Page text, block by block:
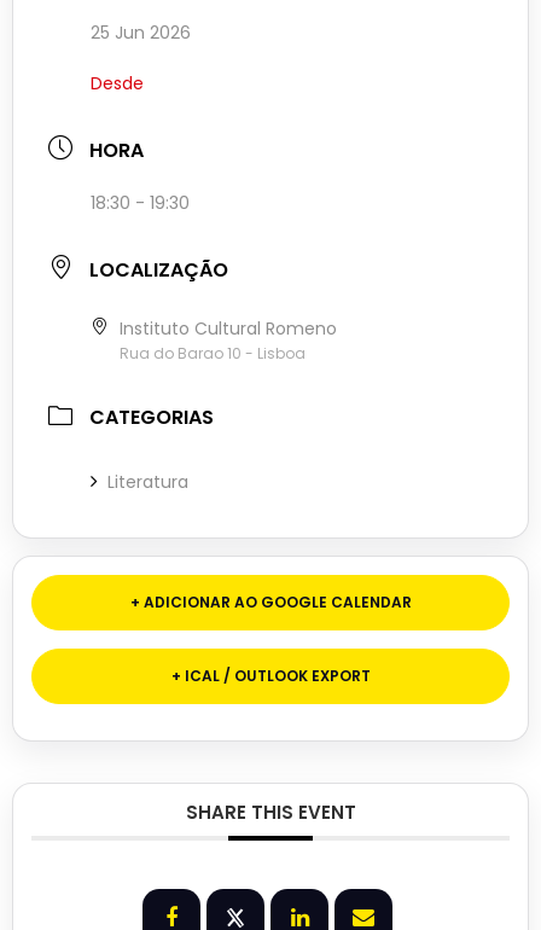
25 Jun 2026
Desde
HORA
18:30 - 19:30
LOCALIZAÇÃO
Instituto Cultural Romeno
Rua do Barao 10 - Lisboa
CATEGORIAS
Literatura
+ ADICIONAR AO GOOGLE CALENDAR
+ ICAL / OUTLOOK EXPORT
SHARE THIS EVENT